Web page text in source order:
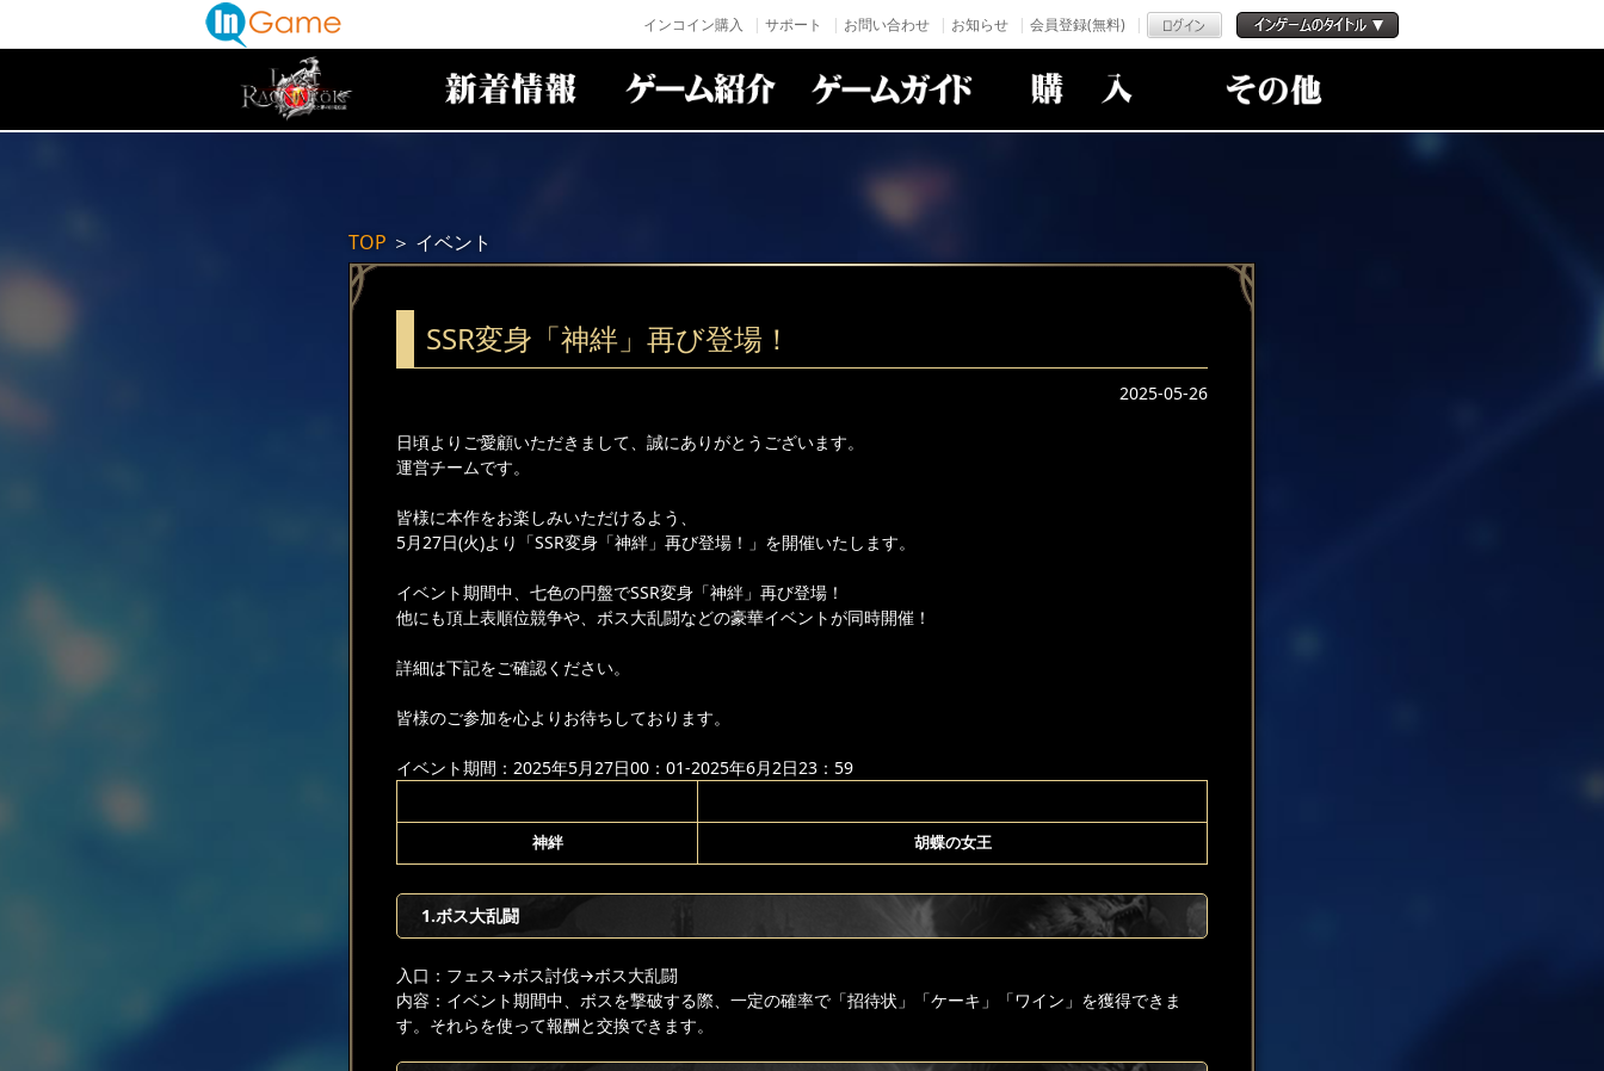
インコイン購入 サポート お問い合わせ お知らせ 会員登録(無料)
TOP ＞ イベント
SSR変身「神絆」再び登場！
2025-05-26
日頃よりご愛顧いただきまして、誠にありがとうございます。
運営チームです。
皆様に本作をお楽しみいただけるよう、
5月27日(火)より「SSR変身「神絆」再び登場！」を開催いたします。
イベント期間中、七色の円盤でSSR変身「神絆」再び登場！
他にも頂上表順位競争や、ボス大乱闘などの豪華イベントが同時開催！
詳細は下記をご確認ください。
皆様のご参加を心よりお待ちしております。
イベント期間：2025年5月27日00：01-2025年6月2日23：59
神絆 胡蝶の女王
1.ボス大乱闘
入口：フェス→ボス討伐→ボス大乱闘
内容：イベント期間中、ボスを撃破する際、一定の確率で「招待状」「ケーキ」「ワイン」を獲得できま
す。それらを使って報酬と交換できます。